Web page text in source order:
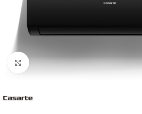
Нажмите, чтобы увеличить